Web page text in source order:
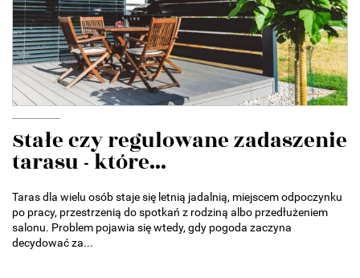
Stałe czy regulowane zadaszenie
tarasu - które...
Taras dla wielu osób staje się letnią jadalnią, miejscem odpoczynku
po pracy, przestrzenią do spotkań z rodziną albo przedłużeniem
salonu. Problem pojawia się wtedy, gdy pogoda zaczyna
decydować za...